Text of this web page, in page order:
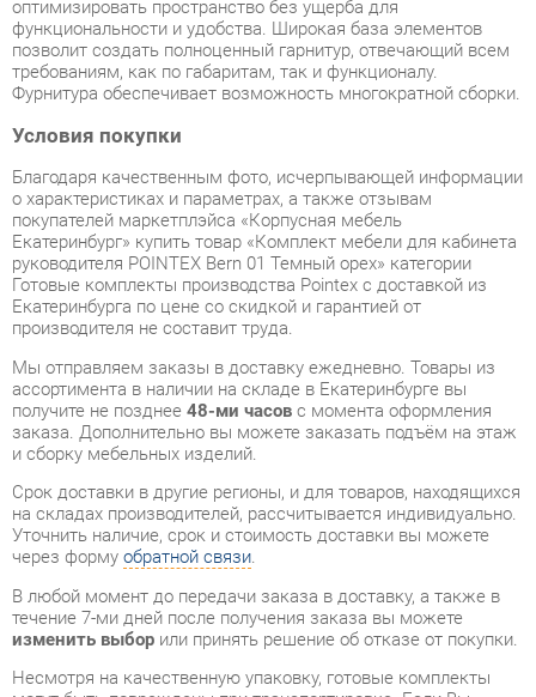
Условия покупки
Благодаря качественным фото, исчерпывающей информации
о характеристиках и параметрах, а также отзывам
покупателей маркетплэйса «Корпусная мебель
Екатеринбург» купить товар «Комплект мебели для кабинета
руководителя POINTEX Bern 01 Темный орех» категории
Готовые комплекты производства Pointex с доставкой из
Екатеринбурга по цене со скидкой и гарантией от
производителя не составит труда.
Мы отправляем заказы в доставку ежедневно. Товары из
ассортимента в наличии на складе в Екатеринбурге вы
получите не позднее 48-ми часовс момента оформления
заказа. Дополнительно вы можете заказать подъём на этаж
и сборку мебельных изделий.
Срок доставки в другие регионы, и для товаров, находящихся
на складах производителей, рассчитывается индивидуально.
Уточнить наличие, срок и стоимость доставки вы можете
через формуобратной связи.
В любой момент до передачи заказа в доставку, а также в
течение 7-ми дней после получения заказа вы можете
изменить выборили принять решение об отказе от покупки.
Несмотря на качественную упаковку, готовые комплекты
могут быть повреждены при транспортировке. Если Вы
заметили дефект при приёме - мы заменим поврежденную
деталь.Повторная доставкатовара -бесплатна.
На всю мебель категории Готовые комплекты
года с момента приобретения.